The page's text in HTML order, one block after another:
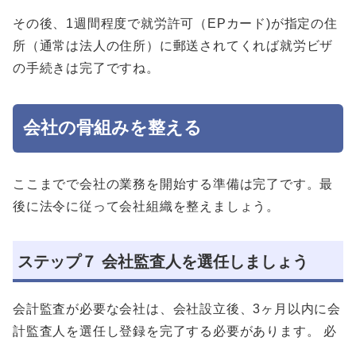
その後、1週間程度で就労許可（EPカード)が指定の住
所（通常は法人の住所）に郵送されてくれば就労ビザ
の手続きは完了ですね。
会社の骨組みを整える
ここまでで会社の業務を開始する準備は完了です。最
後に法令に従って会社組織を整えましょう。
ステップ７ 会社監査人を選任しましょう
会計監査が必要な会社は、会社設立後、3ヶ月以内に会
計監査人を選任し登録を完了する必要があります。 必